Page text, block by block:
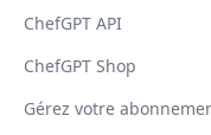
ChefGPT API
ChefGPT Shop
Gérez votre